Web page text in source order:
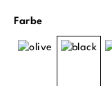
Farbeauswählen